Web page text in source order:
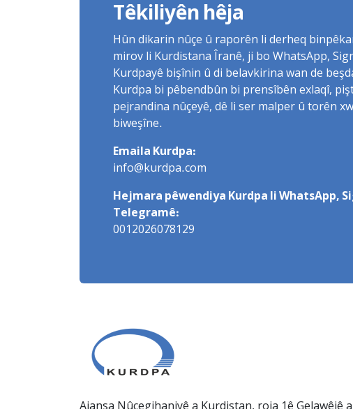
Têkiliyên hêja
Hûn dikarin nûçe û raporên li derheq
mirov li Kurdistana Îranê, ji bo WhatsApp,
Kurdpayê bişînin û di belavkirina wan de
Kurdpa bi pêbendbûn bi prensîbên exlaqî,
pejrandina nûçeyê, dê li ser malper û torên
biweşîne.
Emaila Kurdpa:
info@kurdpa.com
Hejmara pêwendiya Kurdpa li WhatsApp,
Telegramê:
0012026078129